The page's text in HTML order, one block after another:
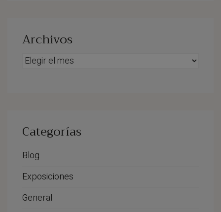
Archivos
Archivos
Categorías
Blog
Exposiciones
General